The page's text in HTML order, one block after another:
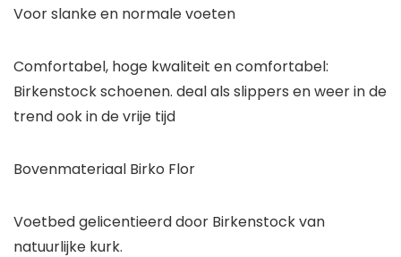
Voor slanke en normale voeten
Comfortabel, hoge kwaliteit en comfortabel:
Birkenstock schoenen. deal als slippers en weer in de
trend ook in de vrije tijd
Bovenmateriaal Birko Flor
Voetbed gelicentieerd door Birkenstock van
natuurlijke kurk.